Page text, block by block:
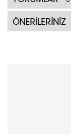
ÖNERİLERİNİZ